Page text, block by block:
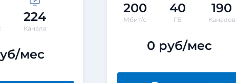
224
Канала
мес
200
Мбит/с
40
ГБ
190
Каналов
0 руб/мес